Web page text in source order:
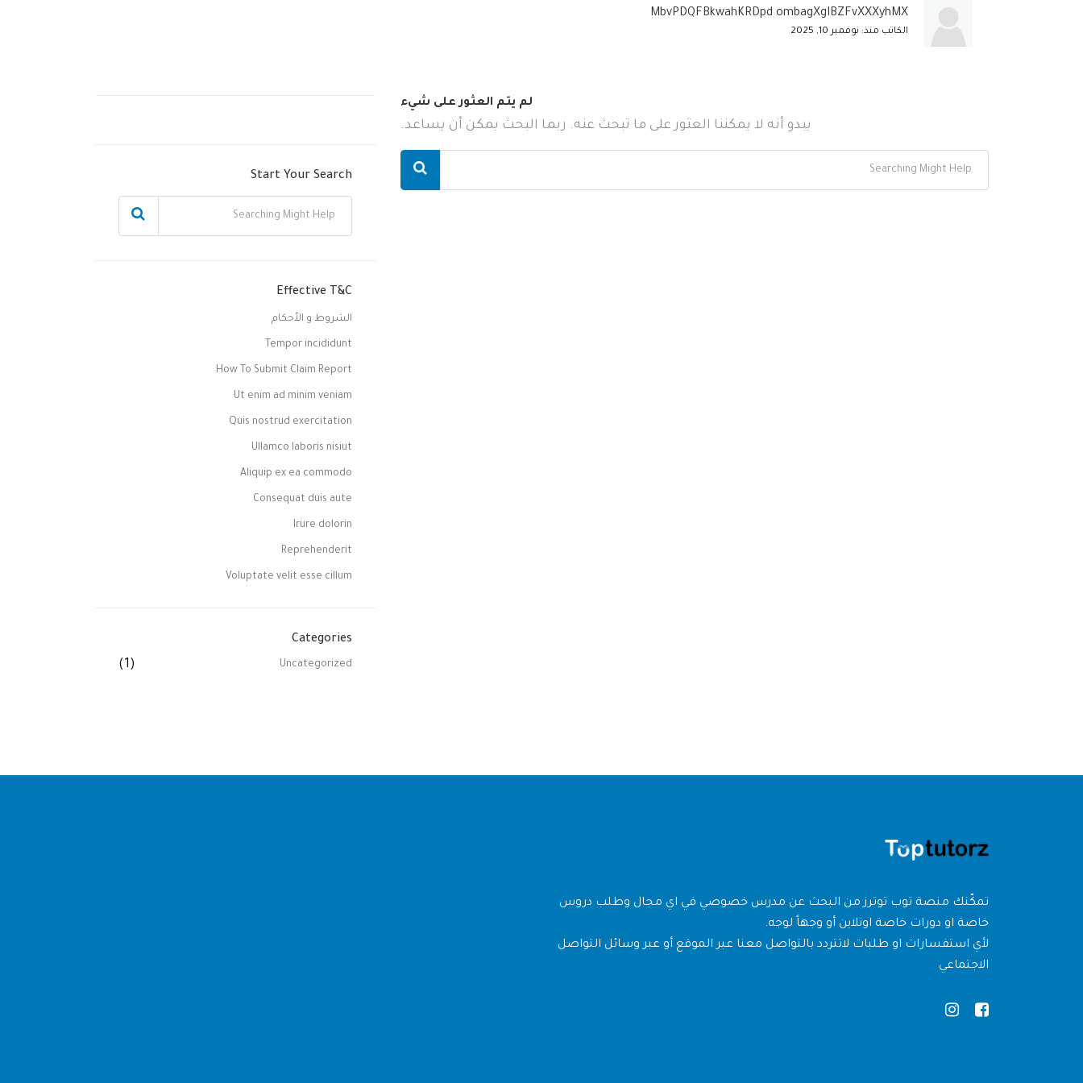
MbvPDQFBkwahKRDpd ombagXgIBZFvXXXyhMX
الكاتب منذ: نوفمبر 10, 2025
لم يتم العثور على شيء
يبدو أنه لا يمكننا العثور على ما تبحث عنه. ربما البحث يمكن أن يساعد.
Start Your Search
Effective T&C
الشروط و الأحكام
Tempor incididunt
How To Submit Claim Report
Ut enim ad minim veniam
Quis nostrud exercitation
Ullamco laboris nisiut
Aliquip ex ea commodo
Consequat duis aute
Irure dolorin
Reprehenderit
Voluptate velit esse cillum
Categories
Uncategorized
(1)
تمكّنك منصة توب توترز من البحث عن مدرس خصوصي في اي مجال وطلب دروس
خاصة او دورات خاصة اونلاين أو وجهاً لوجه.
لأي استفسارات او طلبات لاتتردد بالتواصل معنا عبر الموقع أو عبر وسائل التواصل
الاجتماعي